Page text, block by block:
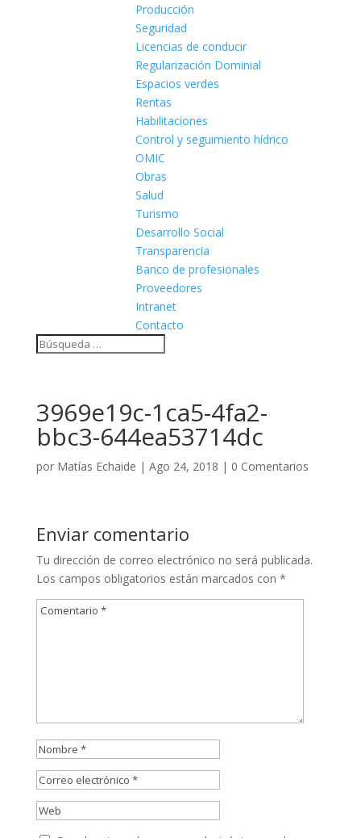
Producción
Seguridad
Licencias de conducir
Regularización Dominial
Espacios verdes
Rentas
Habilitaciones
Control y seguimiento hídrico
OMIC
Obras
Salud
Turismo
Desarrollo Social
Transparencia
Banco de profesionales
Proveedores
Intranet
Contacto
3969e19c-1ca5-4fa2-
bbc3-644ea53714dc
por Matías Echaide | Ago 24, 2018 | 0 Comentarios
Enviar comentario
Tu dirección de correo electrónico no será publicada.
Los campos obligatorios están marcados con *